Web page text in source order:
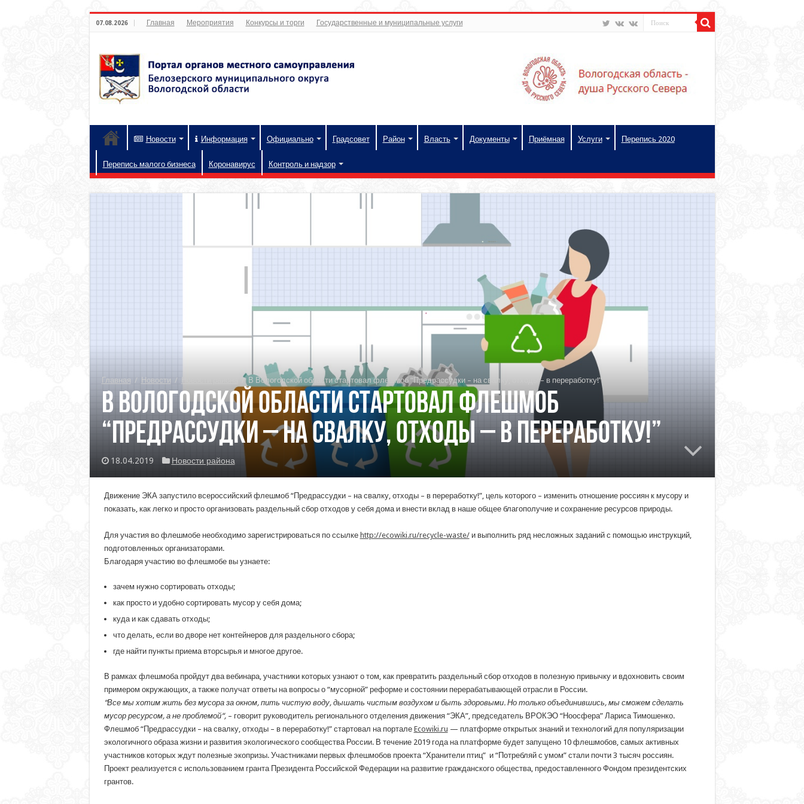
07.08.2026 Главная Мероприятия Конкурсы и торги Государственные и муниципальные услуги
Новости Информация Официально Градсовет Район Власть Документы Приёмная Услуги Перепись 2020
Перепись малого бизнеса Коронавирус Контроль и надзор
Главная / Новости / / В Вологодской области стартовал флешмоб “Предрассудки – на свалку, отходы – в переработку!”
В Вологодской области стартовал флешмоб
“Предрассудки – на свалку, отходы – в переработку!”
18.04.2019 Новости района
Движение ЭКА запустило всероссийский флешмоб “Предрассудки – на свалку, отходы – в переработку!”, цель которого – изменить отношение россиян к мусору и
показать, как легко и просто организовать раздельный сбор отходов у себя дома и внести вклад в наше общее благополучие и сохранение ресурсов природы.
Для участия во флешмобе необходимо зарегистрироваться по ссылке http://ecowiki.ru/recycle-waste/и выполнить ряд несложных заданий с помощью инструкций,
подготовленных организаторами.
Благодаря участию во флешмобе вы узнаете:
зачем нужно сортировать отходы;
как просто и удобно сортировать мусор у себя дома;
куда и как сдавать отходы;
что делать, если во дворе нет контейнеров для раздельного сбора;
где найти пункты приема вторсырья и многое другое.
В рамках флешмоба пройдут два вебинара, участники которых узнают о том, как превратить раздельный сбор отходов в полезную привычку и вдохновить своим
примером окружающих, а также получат ответы на вопросы о “мусорной” реформе и состоянии перерабатывающей отрасли в России.
“Все мы хотим жить без мусора за окном, пить чистую воду, дышать чистым воздухом и быть здоровыми. Но только объединившись, мы сможем сделать
мусор ресурсом, а не проблемой“,– говорит руководитель регионального отделения движения “ЭКА”, председатель ВРОКЭО “Ноосфера” Лариса Тимошенко.
Флешмоб “Предрассудки – на свалку, отходы – в переработку!” стартовал на портале Ecowiki.ru — платформе открытых знаний и технологий для популяризации
экологичного образа жизни и развития экологического сообщества России. В течение 2019 года на платформе будет запущено 10 флешмобов, самых активных
участников которых ждут полезные экопризы. Участниками первых флешмобов проекта “Хранители птиц” и “Потребляй с умом” стали почти 3 тысяч россиян.
Проект реализуется с использованием гранта Президента Российской Федерации на развитие гражданского общества, предоставленного Фондом президентских
грантов.